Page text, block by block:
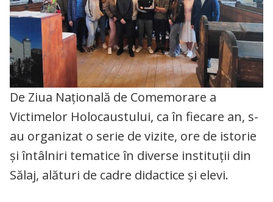
De Ziua Națională de Comemorare a
Victimelor Holocaustului, ca în fiecare an, s-
au organizat o serie de vizite, ore de istorie
și întâlniri tematice în diverse instituții din
Sălaj, alături de cadre didactice și elevi.